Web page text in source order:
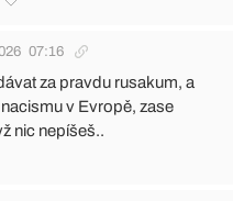
07:16
za pravdu rusakum, a
v Evropě, zase
nic nepíšeš..